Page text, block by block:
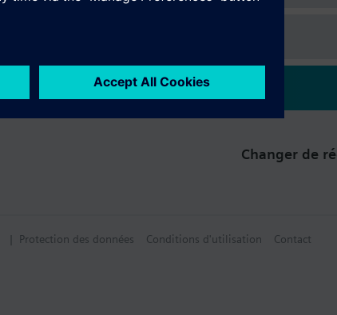
Changer de
| Protection des données Conditions d'utilisation Contact